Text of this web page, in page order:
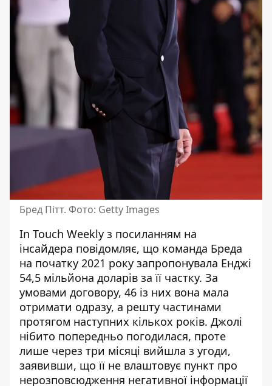
Бред Пітт. Фото: Getty Images
In Touch Weekly з посиланням на
інсайдера повідомляє, що команда Бреда
на початку 2021 року запропонувала Енджі
54,5 мільйона доларів за її частку. За
умовами договору, 46 із них вона мала
отримати одразу, а решту частинами
протягом наступних кількох років. Джолі
нібито попередньо погодилася, проте
лише через три місяці вийшла з угоди,
заявивши, що її не влаштовує пункт про
нерозповсюдження негативної інформації